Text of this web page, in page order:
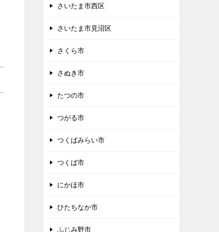
さいたま市西区
さいたま市見沼区
さくら市
さぬき市
たつの市
つがる市
つくばみらい市
つくば市
にかほ市
ひたちなか市
ふじみ野市